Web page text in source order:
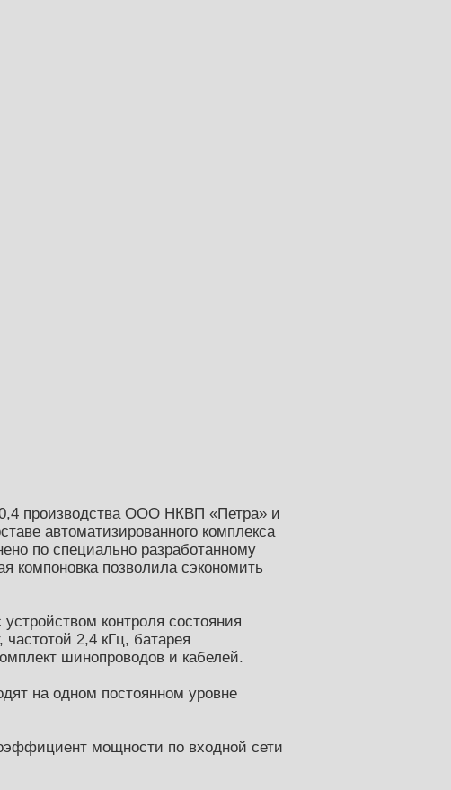
производства ООО НКВП «Петра» и
автоматизированного комплекса
по специально разработанному
компоновка позволила сэкономить
контроля состояния
2,4 кГц, батарея
шинопроводов и кабелей.
на одном постоянном уровне
мощности по входной сети